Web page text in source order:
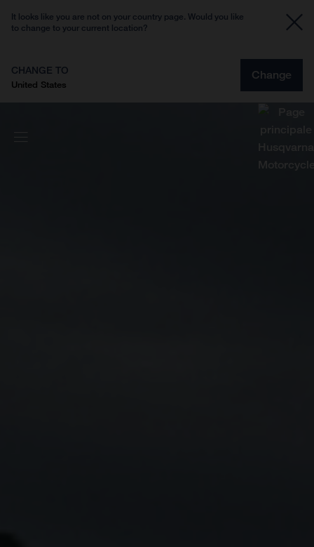
It looks like you are not on your country page. Would you like
to change to your current location?
CHANGE TO
United States
Change